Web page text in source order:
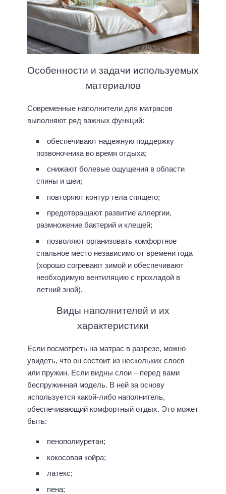
Особенности и задачи используемых
материалов
Современные наполнители для матрасов
выполняют ряд важных функций:
обеспечивают надежную поддержку
позвоночника во время отдыха;
снижают болевые ощущения в области
спины и шеи;
повторяют контур тела спящего;
предотвращают развитие аллергии,
размножение бактерий и клещей;
позволяют организовать комфортное
спальное место независимо от времени года
(хорошо согревают зимой и обеспечивают
необходимую вентиляцию с прохладой в
летний зной).
Виды наполнителей и их
характеристики
Если посмотреть на матрас в разрезе, можно
увидеть, что он состоит из нескольких слоев
или пружин. Если видны слои – перед вами
беспружинная модель. В ней за основу
используется какой-либо наполнитель,
обеспечивающий комфортный отдых. Это может
быть:
пенополиуретан;
кокосовая койра;
латекс;
пена;